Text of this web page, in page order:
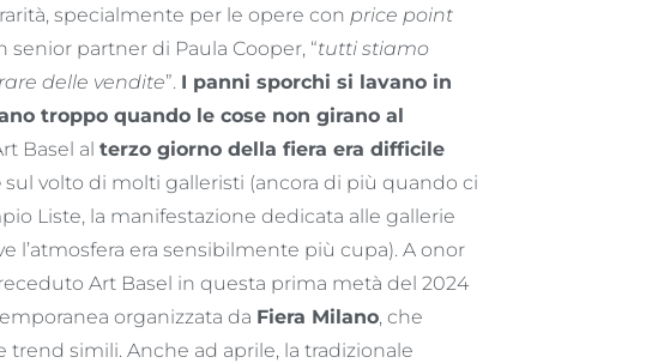
specialmente per le opere con price point
partner di Paula Cooper, “tutti stiamo
delle vendite”. I panni sporchi si lavano in
troppo quando le cose non girano al
Basel al terzo giorno della fiera era difficile
sul volto di molti galleristi (ancora di più quando ci
Liste, la manifestazione dedicata alle gallerie
l’atmosfera era sensibilmente più cupa). A onor
Art Basel in questa prima metà del 2024
organizzata da Fiera Milano, che
simili. Anche ad aprile, la tradizionale